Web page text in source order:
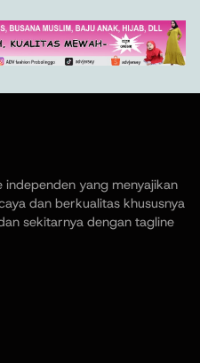
independen yang menyajikan
dan berkualitas khususnya
sekitarnya dengan tagline